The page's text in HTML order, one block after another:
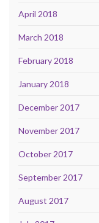
April 2018
March 2018
February 2018
January 2018
December 2017
November 2017
October 2017
September 2017
August 2017